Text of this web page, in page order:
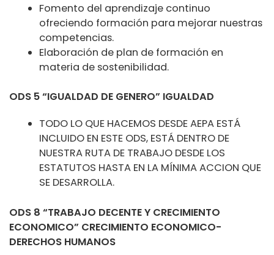
Fomento del aprendizaje continuo
ofreciendo formación para mejorar nuestras
competencias.
Elaboración de plan de formación en
materia de sostenibilidad.
ODS 5 “IGUALDAD DE GENERO” IGUALDAD
TODO LO QUE HACEMOS DESDE AEPA ESTÁ
INCLUIDO EN ESTE ODS, ESTÁ DENTRO DE
NUESTRA RUTA DE TRABAJO DESDE LOS
ESTATUTOS HASTA EN LA MÍNIMA ACCION QUE
SE DESARROLLA.
ODS 8 “TRABAJO DECENTE Y CRECIMIENTO
ECONOMICO” CRECIMIENTO ECONOMICO-
DERECHOS HUMANOS